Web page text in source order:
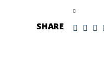
SHARE